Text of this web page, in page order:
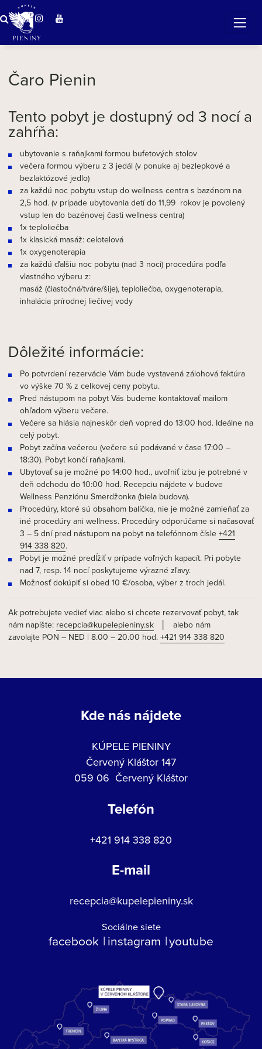
Čaro Pienin
Tento pobyt je dostupný od 3 nocí a
zahŕňa:
ubytovanie s raňajkami formou bufetových stolov
večera formou výberu z 3 jedál (v ponuke aj bezlepkové a
bezlaktózové jedlo)
za každú noc pobytu vstup do wellness centra s bazénom na
2,5 hod. (v prípade ubytovania detí do 11,99 rokov je povolený
vstup len do bazénovej časti wellness centra)
1x teploliečba
1x klasická masáž: celotelová
1x oxygenoterapia
za každú ďalšiu noc pobytu (nad 3 noci) procedúra podľa
vlastného výberu z:
masáž (čiastočná/tváre/šije), teploliečba, oxygenoterapia,
inhalácia prírodnej liečivej vody
Dôležité informácie:
Po potvrdení rezervácie Vám bude vystavená zálohová faktúra
vo výške 70 % z celkovej ceny pobytu.
Pred nástupom na pobyt Vás budeme kontaktovať mailom
ohľadom výberu večere.
Večere sa hlásia najneskôr deň vopred do 13:00 hod. Ideálne na
celý pobyt.
Pobyt začína večerou (večere sú podávané v čase 17:00 –
18:30). Pobyt končí raňajkami.
Ubytovať sa je možné po 14:00 hod., uvoľniť izbu je potrebné v
deň odchodu do 10:00 hod. Recepciu nájdete v budove
Wellness Penziónu Smerdžonka (biela budova).
Procedúry, ktoré sú obsahom balíčka, nie je možné zamieňať za
iné procedúry ani wellness. Procedúry odporúčame si načasovať
3 – 5 dní pred nástupom na pobyt na telefónnom čísle +421
914 338 820.
Pobyt je možné predĺžiť v prípade voľných kapacít. Pri pobyte
nad 7, resp. 14 nocí poskytujeme výrazné zľavy.
Možnosť dokúpiť si obed 10 €/osoba, výber z troch jedál.
Ak potrebujete vedieť viac alebo si chcete rezervovať pobyt, tak
nám napíšte: recepcia@kupelepieniny.sk │ alebo nám
zavolajte PON – NED | 8.00 – 20.00 hod. +421 914 338 820
Kde nás nájdete
KÚPELE PIENINY
Červený Kláštor 147
059 06 Červený Kláštor
Telefón
+421 914 338 820
E-mail
recepcia@kupelepieniny.sk
Sociálne siete
facebook instagram youtube